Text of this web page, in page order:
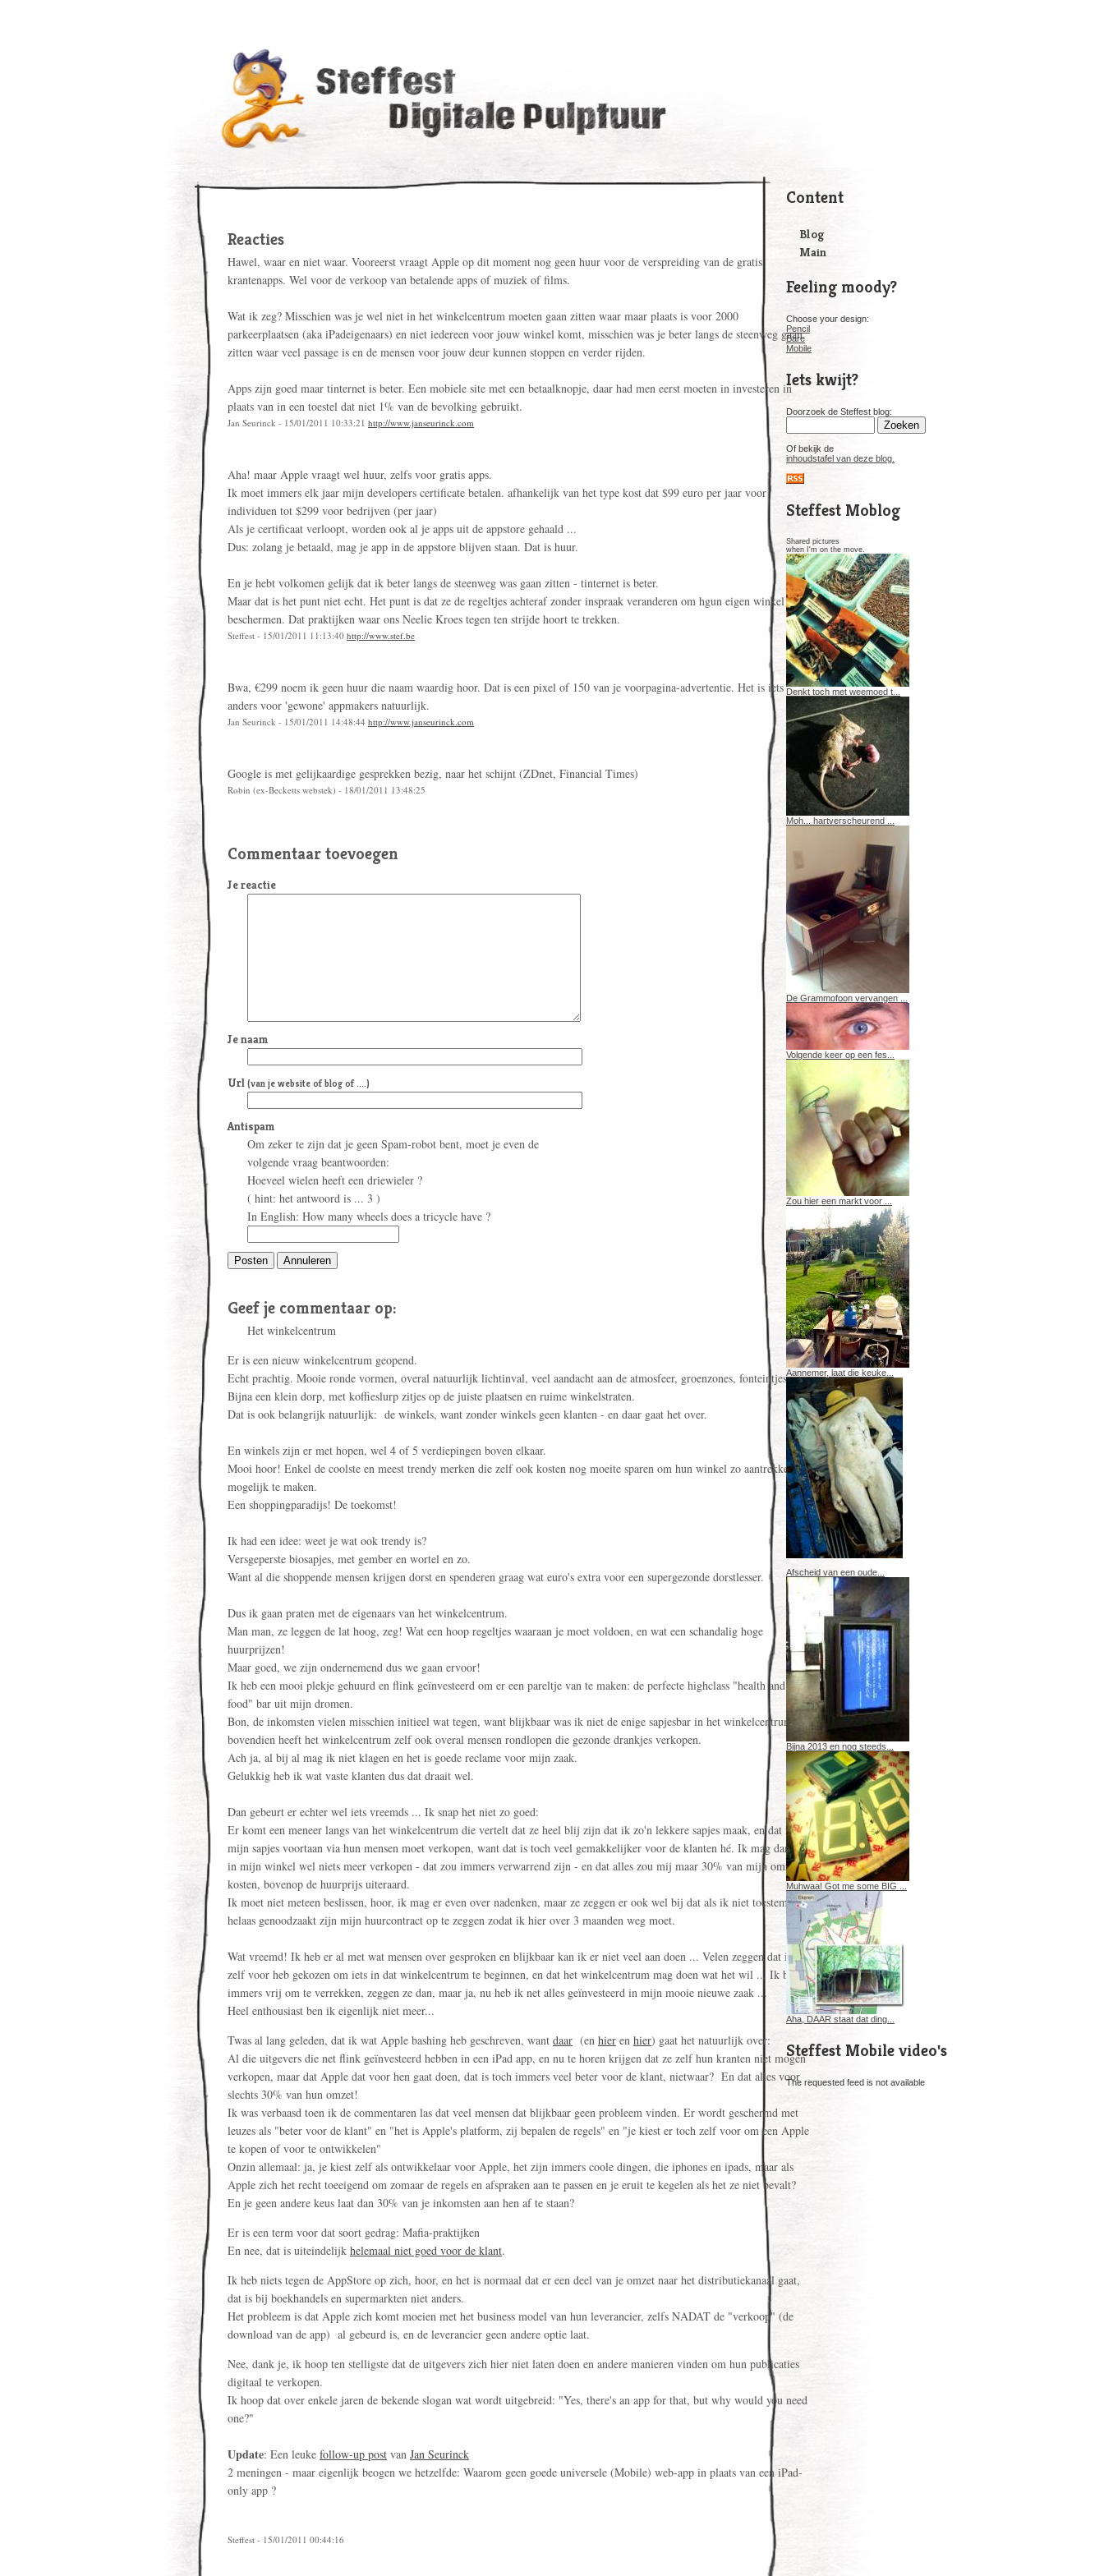
Reacties
Hawel, waar en niet waar. Vooreerst vraagt Apple op dit moment nog geen huur voor de verspreiding van de gratis
krantenapps. Wel voor de verkoop van betalende apps of muziek of films.
Wat ik zeg? Misschien was je wel niet in het winkelcentrum moeten gaan zitten waar maar plaats is voor 2000
parkeerplaatsen (aka iPadeigenaars) en niet iedereen voor jouw winkel komt, misschien was je beter langs de steenweg gaan
zitten waar veel passage is en de mensen voor jouw deur kunnen stoppen en verder rijden.
Apps zijn goed maar tinternet is beter. Een mobiele site met een betaalknopje, daar had men eerst moeten in investeren in
plaats van in een toestel dat niet 1% van de bevolking gebruikt.
Jan Seurinck - 15/01/2011 10:33:21 http://www.janseurinck.com
Aha! maar Apple vraagt wel huur, zelfs voor gratis apps.
Ik moet immers elk jaar mijn developers certificate betalen. afhankelijk van het type kost dat $99 euro per jaar voor
individuen tot $299 voor bedrijven (per jaar)
Als je certificaat verloopt, worden ook al je apps uit de appstore gehaald ...
Dus: zolang je betaald, mag je app in de appstore blijven staan. Dat is huur.
En je hebt volkomen gelijk dat ik beter langs de steenweg was gaan zitten - tinternet is beter.
Maar dat is het punt niet echt. Het punt is dat ze de regeltjes achteraf zonder inspraak veranderen om hgun eigen winkel te
beschermen. Dat praktijken waar ons Neelie Kroes tegen ten strijde hoort te trekken.
Steffest - 15/01/2011 11:13:40 http://www.stef.be
Bwa, €299 noem ik geen huur die naam waardig hoor. Dat is een pixel of 150 van je voorpagina-advertentie. Het is iets
anders voor 'gewone' appmakers natuurlijk.
Jan Seurinck - 15/01/2011 14:48:44 http://www.janseurinck.com
Google is met gelijkaardige gesprekken bezig, naar het schijnt (ZDnet, Financial Times)
Robin (ex-Becketts webstek) - 18/01/2011 13:48:25
Commentaar toevoegen
Je reactie
Je naam
Url (van je website of blog of ....)
Antispam
Om zeker te zijn dat je geen Spam-robot bent, moet je even de
volgende vraag beantwoorden:
Hoeveel wielen heeft een driewieler ?
( hint: het antwoord is ... 3 )
In English: How many wheels does a tricycle have ?
Geef je commentaar op:
Het winkelcentrum
Er is een nieuw winkelcentrum geopend.
Echt prachtig. Mooie ronde vormen, overal natuurlijk lichtinval, veel aandacht aan de atmosfeer, groenzones, fonteintjes ...
Bijna een klein dorp, met koffieslurp zitjes op de juiste plaatsen en ruime winkelstraten.
Dat is ook belangrijk natuurlijk: de winkels, want zonder winkels geen klanten - en daar gaat het over.
En winkels zijn er met hopen, wel 4 of 5 verdiepingen boven elkaar.
Mooi hoor! Enkel de coolste en meest trendy merken die zelf ook kosten nog moeite sparen om hun winkel zo aantrekkelijk
mogelijk te maken.
Een shoppingparadijs! De toekomst!
Ik had een idee: weet je wat ook trendy is?
Versgeperste biosapjes, met gember en wortel en zo.
Want al die shoppende mensen krijgen dorst en spenderen graag wat euro's extra voor een supergezonde dorstlesser.
Dus ik gaan praten met de eigenaars van het winkelcentrum.
Man man, ze leggen de lat hoog, zeg! Wat een hoop regeltjes waaraan je moet voldoen, en wat een schandalig hoge
huurprijzen!
Maar goed, we zijn ondernemend dus we gaan ervoor!
Ik heb een mooi plekje gehuurd en flink geïnvesteerd om er een pareltje van te maken: de perfecte highclass "health and
food" bar uit mijn dromen.
Bon, de inkomsten vielen misschien initieel wat tegen, want blijkbaar was ik niet de enige sapjesbar in het winkelcentrum en
bovendien heeft het winkelcentrum zelf ook overal mensen rondlopen die gezonde drankjes verkopen.
Ach ja, al bij al mag ik niet klagen en het is goede reclame voor mijn zaak.
Gelukkig heb ik wat vaste klanten dus dat draait wel.
Dan gebeurt er echter wel iets vreemds ... Ik snap het niet zo goed:
Er komt een meneer langs van het winkelcentrum die vertelt dat ze heel blij zijn dat ik zo'n lekkere sapjes maak, en dat ik
mijn sapjes voortaan via hun mensen moet verkopen, want dat is toch veel gemakkelijker voor de klanten hé. Ik mag dan zelf
in mijn winkel wel niets meer verkopen - dat zou immers verwarrend zijn - en dat alles zou mij maar 30% van mijn omzet
kosten, bovenop de huurprijs uiteraard.
Ik moet niet meteen beslissen, hoor, ik mag er even over nadenken, maar ze zeggen er ook wel bij dat als ik niet toestem ze
helaas genoodzaakt zijn mijn huurcontract op te zeggen zodat ik hier over 3 maanden weg moet.
Wat vreemd! Ik heb er al met wat mensen over gesproken en blijkbaar kan ik er niet veel aan doen ... Velen zeggen dat ik er
zelf voor heb gekozen om iets in dat winkelcentrum te beginnen, en dat het winkelcentrum mag doen wat het wil ... Ik ben
immers vrij om te verrekken, zeggen ze dan, maar ja, nu heb ik net alles geïnvesteerd in mijn mooie nieuwe zaak ...
Heel enthousiast ben ik eigenlijk niet meer...
Twas al lang geleden, dat ik wat Apple bashing heb geschreven, want daar (en hier en hier) gaat het natuurlijk over:
Al die uitgevers die net flink geïnvesteerd hebben in een iPad app, en nu te horen krijgen dat ze zelf hun kranten niet mogen
verkopen, maar dat Apple dat voor hen gaat doen, dat is toch immers veel beter voor de klant, nietwaar? En dat alles voor
slechts 30% van hun omzet!
Ik was verbaasd toen ik de commentaren las dat veel mensen dat blijkbaar geen probleem vinden. Er wordt geschermd met
leuzes als "beter voor de klant" en "het is Apple's platform, zij bepalen de regels" en "je kiest er toch zelf voor om een Apple
te kopen of voor te ontwikkelen"
Onzin allemaal: ja, je kiest zelf als ontwikkelaar voor Apple, het zijn immers coole dingen, die iphones en ipads, maar als
Apple zich het recht toeeigend om zomaar de regels en afspraken aan te passen en je eruit te kegelen als het ze niet bevalt?
En je geen andere keus laat dan 30% van je inkomsten aan hen af te staan?
Er is een term voor dat soort gedrag: Mafia-praktijken
En nee, dat is uiteindelijk helemaal niet goed voor de klant.
Ik heb niets tegen de AppStore op zich, hoor, en het is normaal dat er een deel van je omzet naar het distributiekanaal gaat,
dat is bij boekhandels en supermarkten niet anders.
Het probleem is dat Apple zich komt moeien met het business model van hun leverancier, zelfs NADAT de "verkoop" (de
download van de app) al gebeurd is, en de leverancier geen andere optie laat.
Nee, dank je, ik hoop ten stelligste dat de uitgevers zich hier niet laten doen en andere manieren vinden om hun publicaties
digitaal te verkopen.
Ik hoop dat over enkele jaren de bekende slogan wat wordt uitgebreid: "Yes, there's an app for that, but why would you need
one?"
Update: Een leuke follow-up post van Jan Seurinck
2 meningen - maar eigenlijk beogen we hetzelfde: Waarom geen goede universele (Mobile) web-app in plaats van een iPad-
only app ?
Steffest - 15/01/2011 00:44:16
Content
Blog
Main
Feeling moody?
Choose your design:
Pencil
Bare
Mobile
Iets kwijt?
Doorzoek de Steffest blog:
Of bekijk de
inhoudstafel van deze blog.
Steffest Moblog
Shared pictures
when I'm on the move.
Denkt toch met weemoed t...
Moh... hartverscheurend ...
De Grammofoon vervangen ...
Volgende keer op een fes...
Zou hier een markt voor ...
Aannemer, laat die keuke...
Afscheid van een oude...
Bijna 2013 en nog steeds...
Muhwaa! Got me some BIG ...
Aha, DAAR staat dat ding...
Steffest Mobile video's
The requested feed is not available